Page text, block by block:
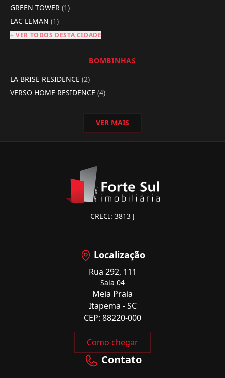
GREEN TOWER (1)
LAC LEMAN (1)
+ VER TODOS DESTA CIDADE
BOMBINHAS
LA BRISE RESIDENCE (2)
VERSO HOME RESIDENCE (4)
VER MAIS
CRECI: 3813 J
Localização
Rua 292, 111
Sala 04
Meia Praia
Itapema - SC
CEP: 88220-000
Como chegar
Contato